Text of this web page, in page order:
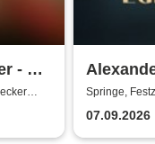
- mit
Original
Springe,
07.09.2026